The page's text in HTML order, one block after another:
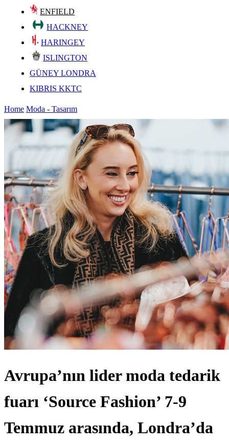
ENFIELD
HACKNEY
HARINGEY
ISLINGTON
GÜNEY LONDRA
KIBRIS KKTC
Home Moda - Tasarım
Avrupa’nın lider moda tedarik
fuarı ‘Source Fashion’ 7-9
Temmuz arasında, Londra’da